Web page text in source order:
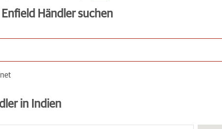
Enfield Händler suchen
in Indien